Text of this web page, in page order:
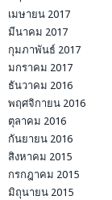
เมษายน 2017
มีนาคม 2017
กุมภาพันธ์ 2017
มกราคม 2017
ธันวาคม 2016
พฤศจิกายน 2016
ตุลาคม 2016
กันยายน 2016
สิงหาคม 2015
กรกฎาคม 2015
มิถุนายน 2015